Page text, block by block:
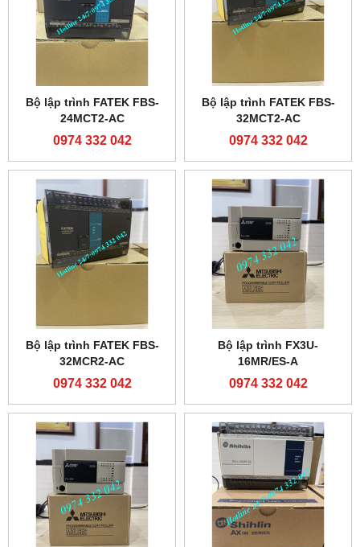
Bộ lập trình FATEK FBS-
24MCT2-AC
0974 332 042
Bộ lập trình FATEK FBS-
32MCT2-AC
0974 332 042
Bộ lập trình FATEK FBS-
32MCR2-AC
0974 332 042
Bộ lập trình FX3U-
16MR/ES-A
0974 332 042